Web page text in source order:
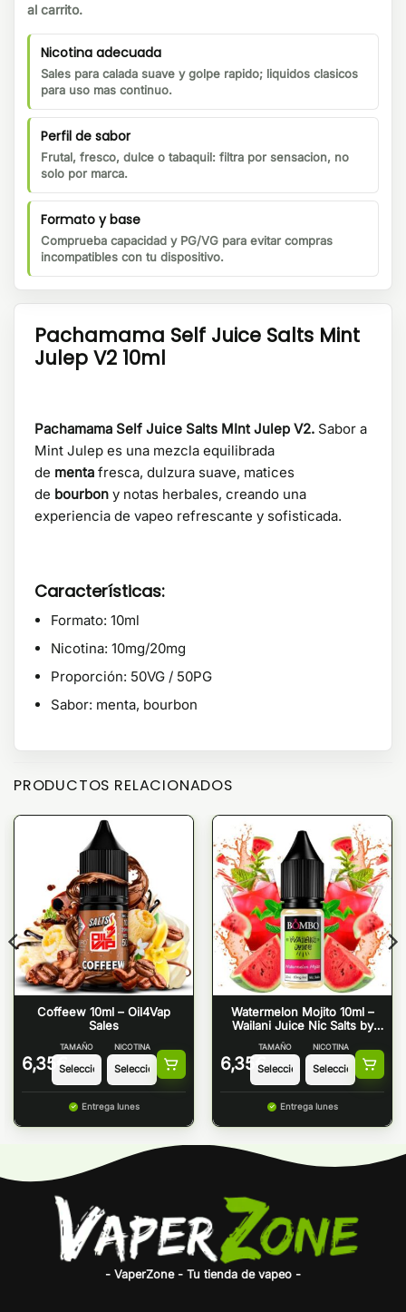
al carrito.
Nicotina adecuada
Sales para calada suave y golpe rapido; liquidos clasicos
para uso mas continuo.
Perfil de sabor
Frutal, fresco, dulce o tabaquil: filtra por sensacion, no
solo por marca.
Formato y base
Comprueba capacidad y PG/VG para evitar compras
incompatibles con tu dispositivo.
Pachamama Self Juice Salts Mint
Julep V2 10ml
Pachamama Self Juice Salts MInt Julep V2. Sabor a
Mint Julep es una mezcla equilibrada
de menta fresca, dulzura suave, matices
de bourbon y notas herbales, creando una
experiencia de vapeo refrescante y sofisticada.
Características:
Formato: 10ml
Nicotina: 10mg/20mg
Proporción: 50VG / 50PG
Sabor: menta, bourbon
PRODUCTOS RELACIONADOS
Coffeew 10ml – Oil4Vap
Sales
6,35 €
TAMAÑO NICOTINA
Entrega lunes
Watermelon Mojito 10ml –
Wailani Juice Nic Salts by
Bombo
6,35 €
TAMAÑO NICOTINA
Entrega lunes
- VaperZone - Tu tienda de vapeo -